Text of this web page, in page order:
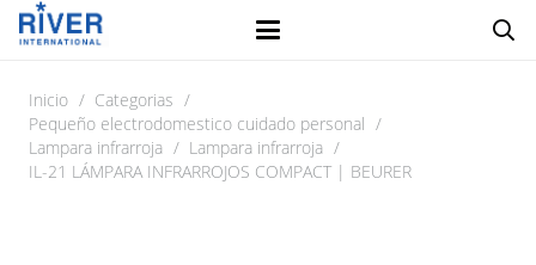
Inicio / Categorias /
Pequeño electrodomestico cuidado personal /
Lampara infrarroja / Lampara infrarroja /
IL-21 LÁMPARA INFRARROJOS COMPACT | BEURER